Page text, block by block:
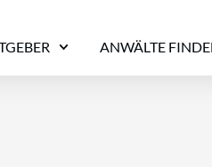
ANWÄLTE